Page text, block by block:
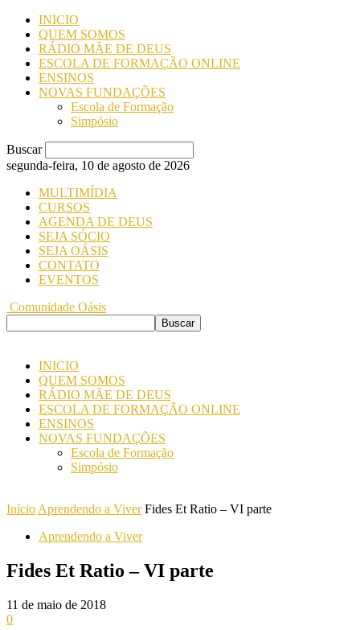
INICIO
QUEM SOMOS
RÁDIO MÃE DE DEUS
ESCOLA DE FORMAÇÃO ONLINE
ENSINOS
NOVAS FUNDAÇÕES
Escola de Formação
Simpósio
Buscar
segunda-feira, 10 de agosto de 2026
MULTIMÍDIA
CURSOS
AGENDA DE DEUS
SEJA SÓCIO
SEJA OÁSIS
CONTATO
EVENTOS
Comunidade Oásis
INICIO
QUEM SOMOS
RÁDIO MÃE DE DEUS
ESCOLA DE FORMAÇÃO ONLINE
ENSINOS
NOVAS FUNDAÇÕES
Escola de Formação
Simpósio
Início Aprendendo a Viver Fides Et Ratio – VI parte
Aprendendo a Viver
Fides Et Ratio – VI parte
11 de maio de 2018
0